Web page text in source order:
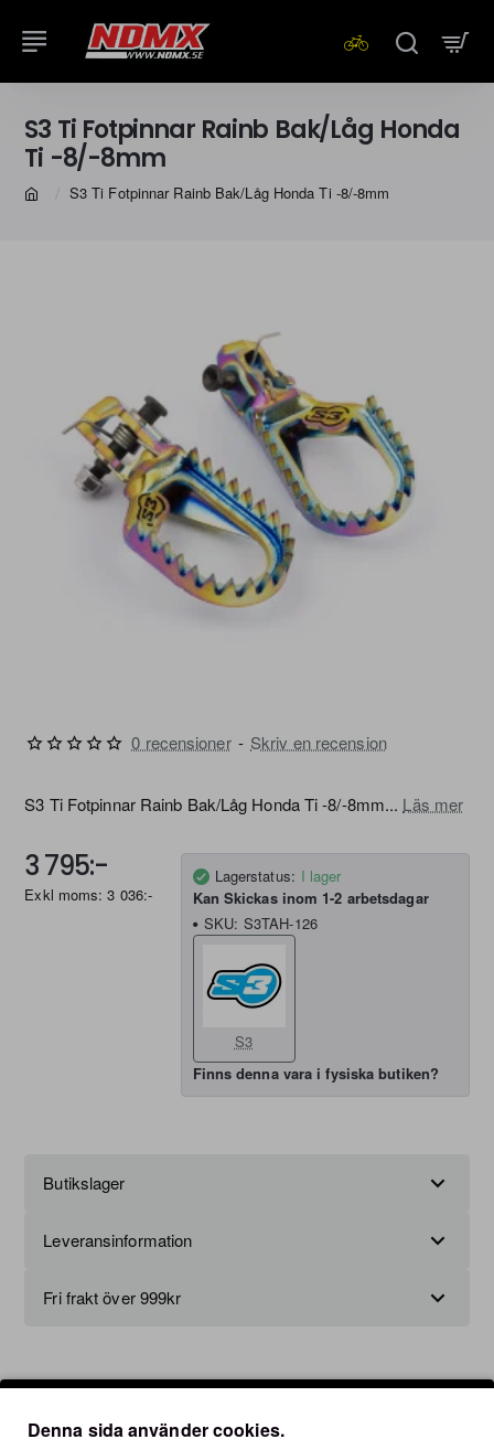
S3 Ti Fotpinnar Rainb Bak/Låg Honda
Ti -8/-8mm
S3 Ti Fotpinnar Rainb Bak/Låg Honda Ti -8/-8mm
S3 Ti Fotpinnar Rainb Bak/Låg Honda Ti -8/-8mm... Läs mer
0 recensioner - Skriv en recension
3 795:-
Exkl moms: 3 036:-
Lagerstatus: I lager
Kan Skickas inom 1-2 arbetsdagar
SKU: S3TAH-126
S3
Finns denna vara i fysiska butiken?
Butikslager
Leveransinformation
Fri frakt över 999kr
Denna sida använder cookies.